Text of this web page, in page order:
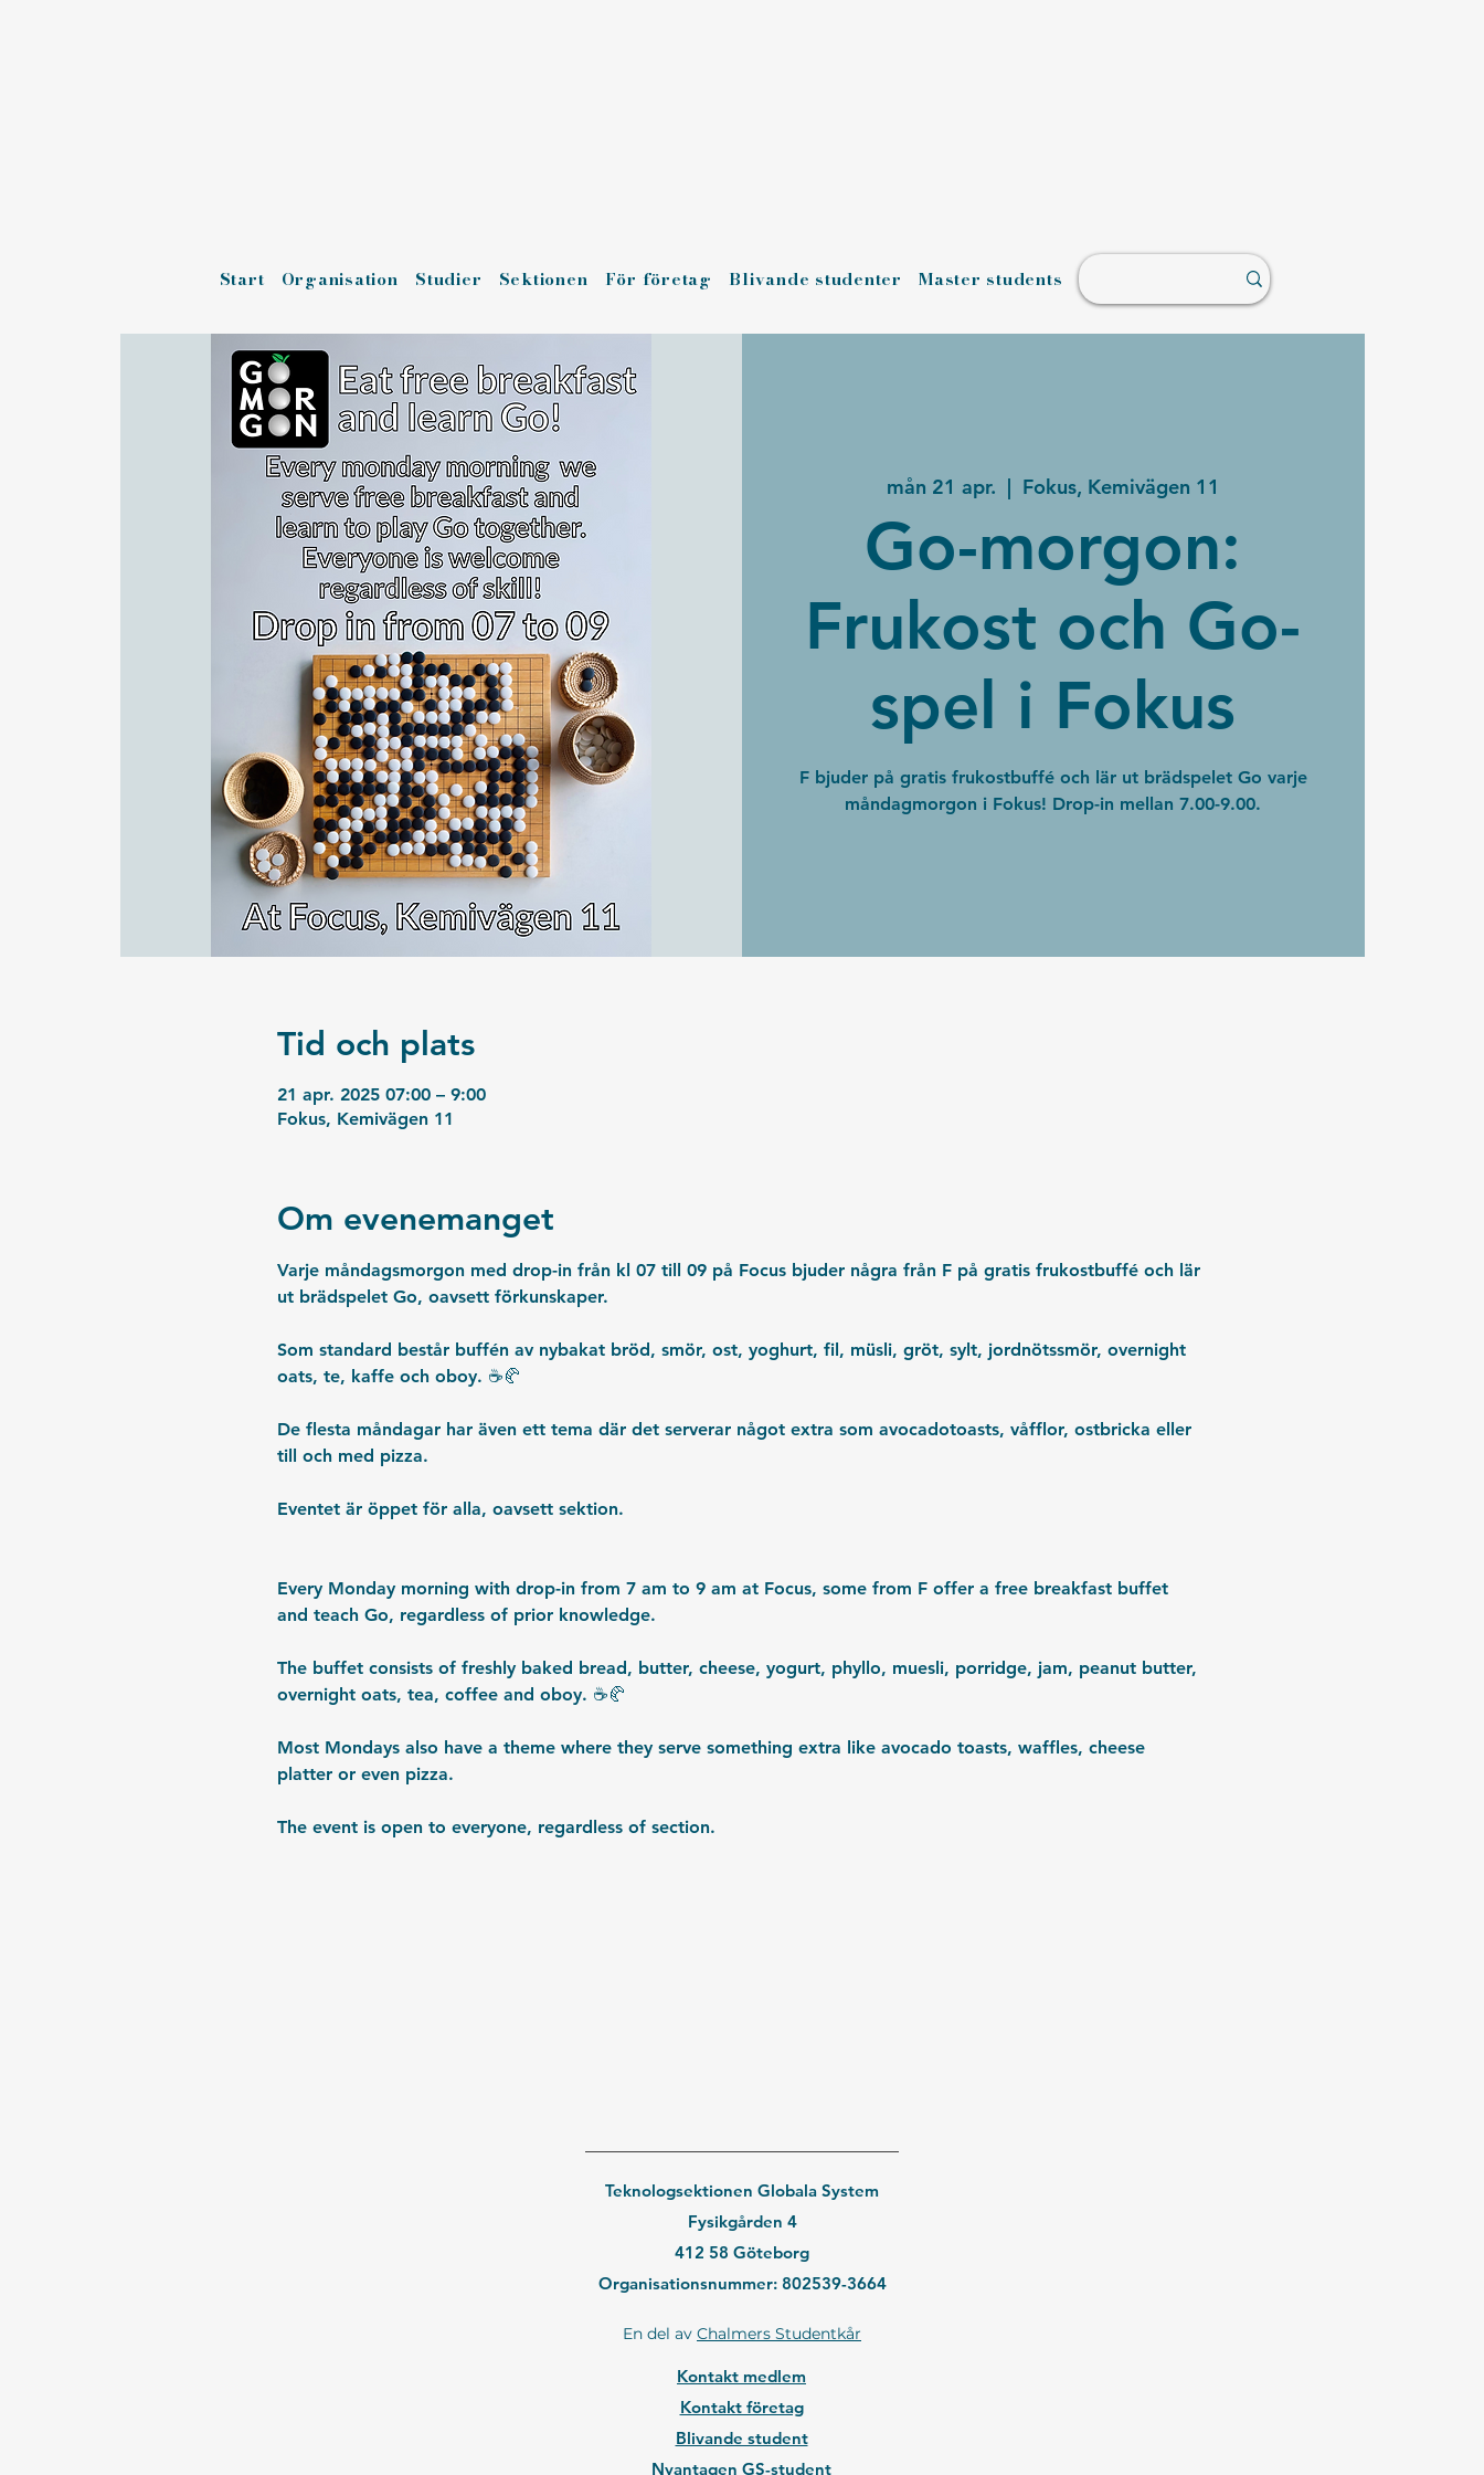
Start Organisation Studier Sektionen För företag Blivande studenter Master students
mån 21 apr.
  |
Fokus, Kemivägen 11
Go-morgon:
Frukost och Go-
spel i Fokus
F bjuder på gratis frukostbuffé och lär ut brädspelet Go varje
måndagmorgon i Fokus! Drop-in mellan 7.00-9.00.
Tid och plats
21 apr. 2025 07:00 – 9:00
Fokus, Kemivägen 11
Om evenemanget
Varje måndagsmorgon med drop-in från kl 07 till 09 på Focus bjuder några från F på gratis frukostbuffé och lär
ut brädspelet Go, oavsett förkunskaper.
Som standard består buffén av nybakat bröd, smör, ost, yoghurt, fil, müsli, gröt, sylt, jordnötssmör, overnight
oats, te, kaffe och oboy. ☕️🥐
De flesta måndagar har även ett tema där det serverar något extra som avocadotoasts, våfflor, ostbricka eller
till och med pizza.
Eventet är öppet för alla, oavsett sektion.
Every Monday morning with drop-in from 7 am to 9 am at Focus, some from F offer a free breakfast buffet
and teach Go, regardless of prior knowledge.
The buffet consists of freshly baked bread, butter, cheese, yogurt, phyllo, muesli, porridge, jam, peanut butter,
overnight oats, tea, coffee and oboy. ☕️🥐
Most Mondays also have a theme where they serve something extra like avocado toasts, waffles, cheese
platter or even pizza.
The event is open to everyone, regardless of section.
Teknologsektionen Globala System
Fysikgården 4
412 58 Göteborg
Organisationsnummer: 802539-3664
En del av Chalmers Studentkår
Kontakt medlem
Kontakt företag
Blivande student
Nyantagen GS-student